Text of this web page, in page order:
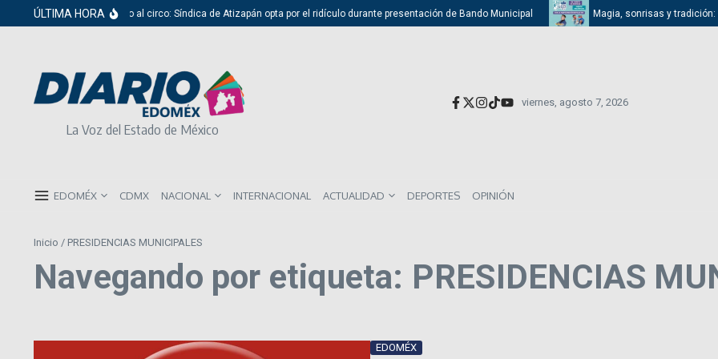
Saltar al contenido
ÚLTIMA HORADel cabildo al circo: Síndica de Atizapán opta por el ridículo durante presentación de Bando Municipal Magia, sonrisas y tradición:
La Voz del Estado de México
viernes, agosto 7, 2026
EDOMÉX CDMX NACIONAL INTERNACIONAL ACTUALIDAD DEPORTES OPINIÓN
Inicio / PRESIDENCIAS MUNICIPALES
Navegando por etiqueta: PRESIDENCIAS
EDOMÉX